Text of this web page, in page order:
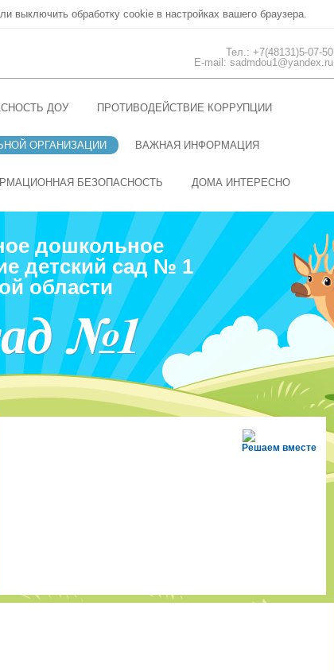
выключить обработку cookie в настройках вашего браузера.
Тел.: +7(48131)5-07-50
E-mail: sadmdou1@yandex.ru
ДОУ ПРОТИВОДЕЙСТВИЕ КОРРУПЦИИ
ОРГАНИЗАЦИИ ВАЖНАЯ ИНФОРМАЦИЯ
БЕЗОПАСНОСТЬ ДОМА ИНТЕРЕСНО
дошкольное
детский сад № 1
области
№1
Решаем вместе